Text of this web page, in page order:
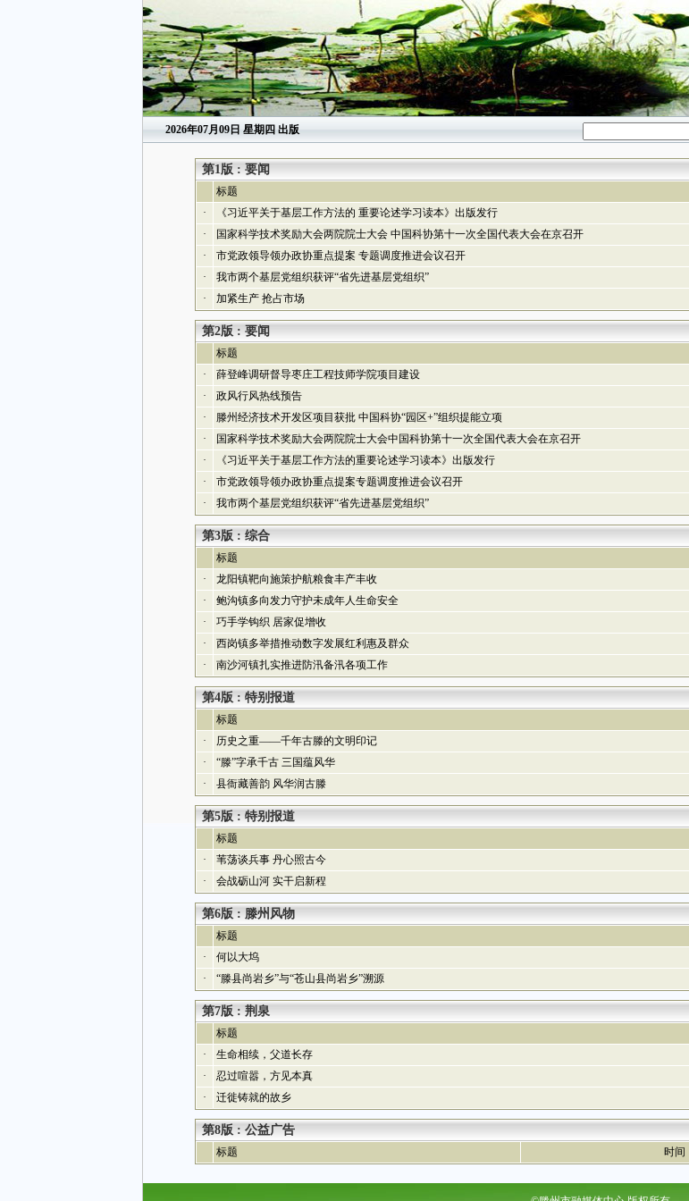
2026年07月09日 星期四 出版
第1版 : 要闻
标题
·
《习近平关于基层工作方法的 重要论述学习读本》出版发行
·
国家科学技术奖励大会两院院士大会 中国科协第十一次全国代表大会在京召开
·
市党政领导领办政协重点提案 专题调度推进会议召开
·
我市两个基层党组织获评“省先进基层党组织”
·
加紧生产 抢占市场
第2版 : 要闻
标题
·
薛登峰调研督导枣庄工程技师学院项目建设
·
政风行风热线预告
·
滕州经济技术开发区项目获批 中国科协“园区+”组织提能立项
·
国家科学技术奖励大会两院院士大会中国科协第十一次全国代表大会在京召开
·
《习近平关于基层工作方法的重要论述学习读本》出版发行
·
市党政领导领办政协重点提案专题调度推进会议召开
·
我市两个基层党组织获评“省先进基层党组织”
第3版 : 综合
标题
·
龙阳镇靶向施策护航粮食丰产丰收
·
鲍沟镇多向发力守护未成年人生命安全
·
巧手学钩织 居家促增收
·
西岗镇多举措推动数字发展红利惠及群众
·
南沙河镇扎实推进防汛备汛各项工作
第4版 : 特别报道
标题
·
历史之重——千年古滕的文明印记
·
“滕”字承千古 三国蕴风华
·
县衙藏善韵 风华润古滕
第5版 : 特别报道
标题
·
苇荡谈兵事 丹心照古今
·
会战砺山河 实干启新程
第6版 : 滕州风物
标题
·
何以大坞
·
“滕县尚岩乡”与“苍山县尚岩乡”溯源
第7版 : 荆泉
标题
·
生命相续，父道长存
·
忍过喧嚣，方见本真
·
迁徙铸就的故乡
第8版 : 公益广告
标题 时间